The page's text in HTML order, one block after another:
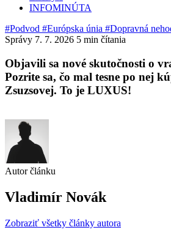
INFOMINÚTA
#Podvod #Európska únia #Dopravná
Správy 7. 7. 2026 5 min čítania
Objavili sa nové skutočnosti o
Pozrite sa, čo mal tesne po nej
Zsuzsovej. To je LUXUS!
Autor článku
Vladimír Novák
Zobraziť všetky články autora